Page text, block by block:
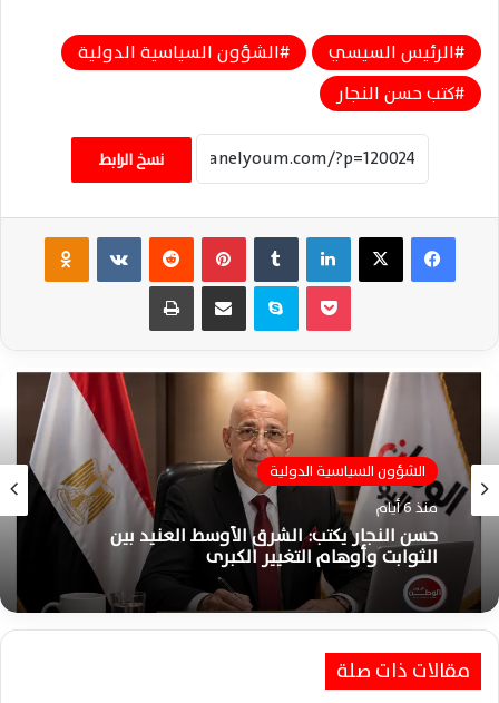
الرئيس السيسي
الشؤون السياسية الدولية
كتب حسن النجار
نسخ الرابط
فيسبوك ‫X لينكدإن بينتيريست ‏VKontakte
سكايب مشاركة عبر البريد طباعة
الشؤون السياسية الدولية
منذ 6 أيام
حسن النجار يكتب: الشرق الأوسط العنيد بين
الثوابت وأوهام التغيير الكبرى
مقالات ذات صلة